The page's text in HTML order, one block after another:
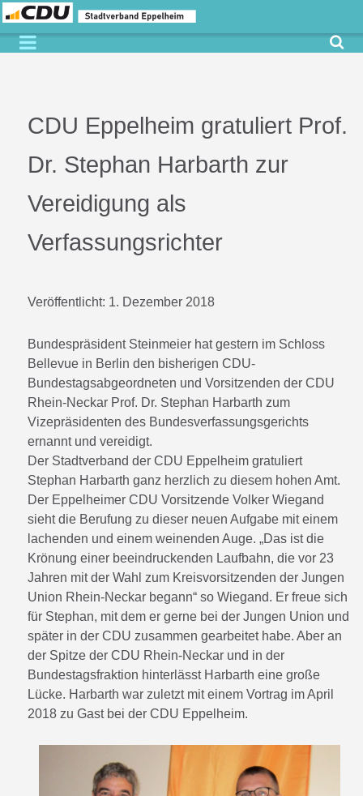
CDU Eppelheim gratuliert Prof.
Dr. Stephan Harbarth zur
Vereidigung als
Verfassungsrichter
Veröffentlicht: 1. Dezember 2018
Bundespräsident Steinmeier hat gestern im Schloss
Bellevue in Berlin den bisherigen CDU-
Bundestagsabgeordneten und Vorsitzenden der CDU
Rhein-Neckar Prof. Dr. Stephan Harbarth zum
Vizepräsidenten des Bundesverfassungsgerichts
ernannt und vereidigt.
Der Stadtverband der CDU Eppelheim gratuliert
Stephan Harbarth ganz herzlich zu diesem hohen Amt.
Der Eppelheimer CDU Vorsitzende Volker Wiegand
sieht die Berufung zu dieser neuen Aufgabe mit einem
lachenden und einem weinenden Auge. „Das ist die
Krönung einer beeindruckenden Laufbahn, die vor 23
Jahren mit der Wahl zum Kreisvorsitzenden der Jungen
Union Rhein-Neckar begann“ so Wiegand. Er freue sich
für Stephan, mit dem er gerne bei der Jungen Union und
später in der CDU zusammen gearbeitet habe. Aber an
der Spitze der CDU Rhein-Neckar und in der
Bundestagsfraktion hinterlässt Harbarth eine große
Lücke. Harbarth war zuletzt mit einem Vortrag im April
2018 zu Gast bei der CDU Eppelheim.